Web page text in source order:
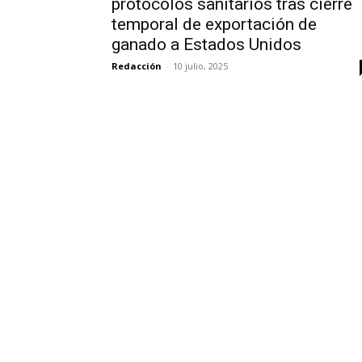
temporal de exportación de
ganado a Estados Unidos
Redacción - 10 julio, 2025